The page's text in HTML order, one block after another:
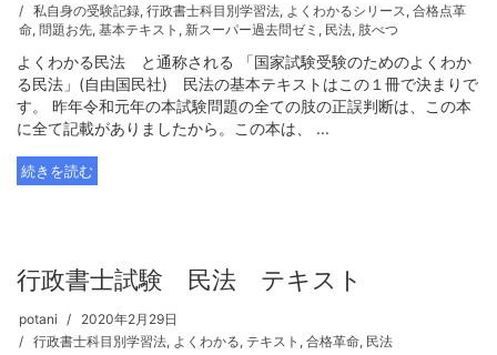
私自身の受験記録, 行政書士科目別学習法, よくわかるシリース , 合格点革
命, 問題お先, 基本テキスト , 新スーパー過去問ゼミ , 民法, 肢べつ
よくわかる民法 と通称される 「国家試験受験のためのよくわか
る民法」(自由国民社) 民法の基本テキストはこの１冊で決まりで
す。 昨年令和元年の本試験問題の全ての肢の正誤判断は、この本
に全て記載がありましたから。この本は、 ...
続きを読む
行政書士試験 民法 テキスト
potani
2020年2月29日
行政書士科目別学習法, よくわかる, テキスト , 合格革命, 民法